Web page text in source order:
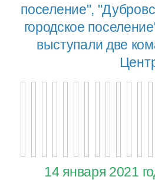
поселение",
городское
выступали две
14 января 2021